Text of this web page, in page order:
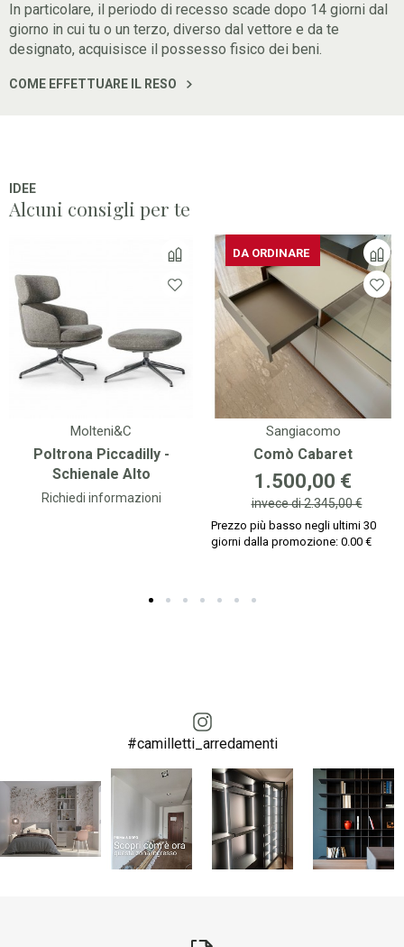
In particolare, il periodo di recesso scade dopo 14 giorni dal
giorno in cui tu o un terzo, diverso dal vettore e da te
designato, acquisisce il possesso fisico dei beni.
COME EFFETTUARE IL RESO
IDEE
Alcuni consigli per te
Molteni&C
Poltrona Piccadilly -
Schienale Alto
Richiedi informazioni
Sangiacomo
Comò Cabaret
DISPONIBILE
DA ORDINARE
Prezzo
1.500,00 €
invece di2.345,00 €
Prezzo più basso negli ultimi 30
giorni dalla promozione: 0.00 €
#camilletti_arredamenti